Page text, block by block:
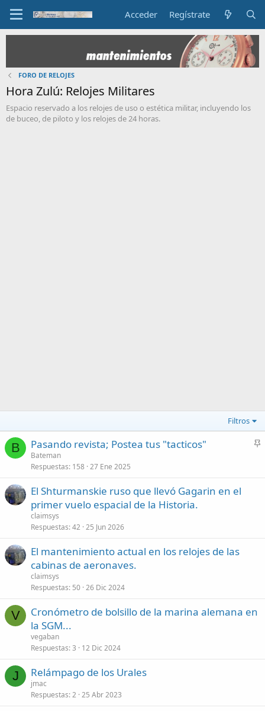
Acceder Regístrate
FORO DE RELOJES
Hora Zulú: Relojes Militares
Espacio reservado a los relojes de uso o estética militar, incluyendo los
de buceo, de piloto y los relojes de 24 horas.
Filtros
B
A
Pasando revista; Postea tus "tacticos"
Bateman
Respuestas 158 27 Ene 2025
El Shturmanskie ruso que llevó Gagarin en el
primer vuelo espacial de la Historia.
claimsys
Respuestas 42 25 Jun 2026
El mantenimiento actual en los relojes de las
cabinas de aeronaves.
claimsys
Respuestas 50 26 Dic 2024
V
Cronómetro de bolsillo de la marina alemana en
la SGM...
vegaban
Respuestas 3 12 Dic 2024
J Relámpago de los Urales
jmac
Respuestas 2 25 Abr 2023